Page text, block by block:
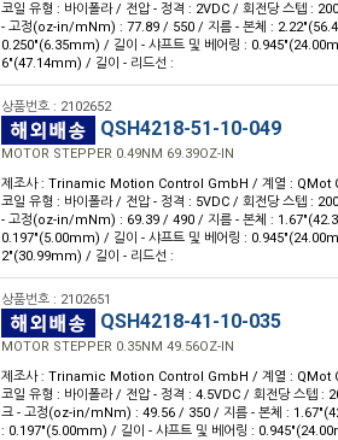
코일 유형 : 바이폴라 / 전압 - 정격 : 2VDC / 회전당 스텝 :
- 고정(oz-in/mNm) : 77.89 / 550 / 지름 - 본체 :
0.250"(6.35mm) / 길이 - 샤프트 및 베어링 :
6"(47.14mm) / 길이 - 리드선 :
상품번호 : 2102652
QSH4218-51-10-049
MOTOR STEPPER 0.49NM 69.39OZ-IN
제조사 : Trinamic Motion Control GmbH / 계열 : QMot
코일 유형 : 바이폴라 / 전압 - 정격 : 5VDC / 회전당 스텝 :
- 고정(oz-in/mNm) : 69.39 / 490 / 지름 - 본체 :
0.197"(5.00mm) / 길이 - 샤프트 및 베어링 :
2"(30.99mm) / 길이 - 리드선 :
상품번호 : 2102651
QSH4218-41-10-035
MOTOR STEPPER 0.35NM 49.56OZ-IN
제조사 : Trinamic Motion Control GmbH / 계열 : QMot
코일 유형 : 바이폴라 / 전압 - 정격 : 4.5VDC / 회전당 스텝 :
크 - 고정(oz-in/mNm) : 49.56 / 350 / 지름 - 본체 :
: 0.197"(5.00mm) / 길이 - 샤프트 및 베어링 :